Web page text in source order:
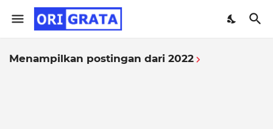
Menampilkan postingan dari 2022